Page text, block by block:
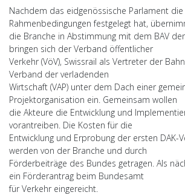
Nachdem das eidgenössische Parlament die
Rahmenbedingungen festgelegt hat,
die Branche in Abstimmung mit dem BAV
bringen sich der Verband öffentlicher
Verkehr (VöV), Swissrail als Vertreter der
Verband der verladenden
Wirtschaft (VAP) unter dem Dach einer
Projektorganisation ein. Gemeinsam wollen
die Akteure die Entwicklung und
vorantreiben. Die Kosten für die
Entwicklung und Erprobung der ersten DAK-
werden von der Branche und durch
Förderbeiträge des Bundes getragen. Als
ein Förderantrag beim Bundesamt
für Verkehr eingereicht.